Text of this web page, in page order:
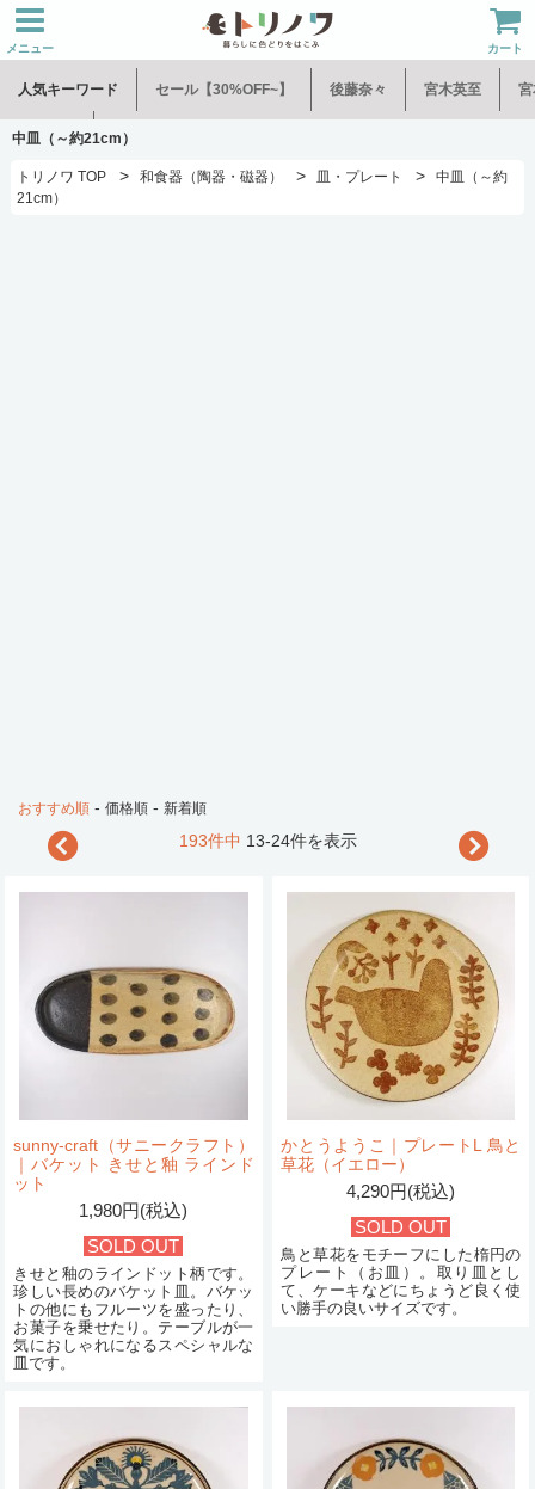
メニュー カート
人気キーワード セール【30%OFF~】 後藤奈々 宮木英至 宮
水谷和音 児玉修治
中皿（～約21cm）
トリノワ TOP > 和食器（陶器・磁器） > 皿・プレート >
中皿（～約
21cm）
おすすめ順 - 価格順 - 新着順
193件中 13-24件を表示
sunny-craft（サニークラフト）
｜バケット きせと釉 ラインド
ット
1,980円(税込)
SOLD OUT
きせと釉のラインドット柄です。
珍しい長めのバケット皿。バケッ
トの他にもフルーツを盛ったり、
お菓子を乗せたり。テーブルが一
気におしゃれになるスペシャルな
皿です。
かとうようこ｜プレートL 鳥と
草花（イエロー）
4,290円(税込)
SOLD OUT
鳥と草花をモチーフにした楕円の
プレート（お皿）。取り皿とし
て、ケーキなどにちょうど良く使
い勝手の良いサイズです。